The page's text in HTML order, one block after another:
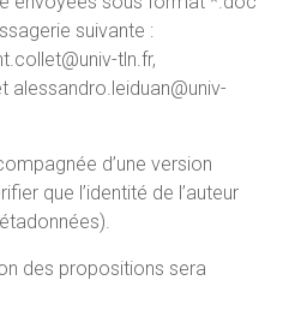
suivante :
tln.fr,
alessandro.leiduan@univ-
d’une version
que l’identité de l’auteur
des propositions sera